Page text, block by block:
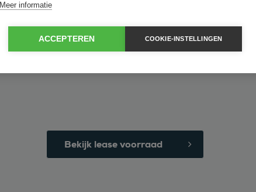
Bekijk lease voorraad
Meer informatie
ACCEPTEREN COOKIE-INSTELLINGEN